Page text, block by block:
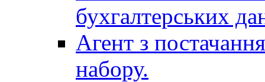
бухгалтерських
Агент з
набору.